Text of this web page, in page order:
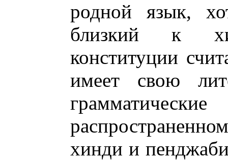
родной язык,
близкий к
конституции
имеет свою
хинди и